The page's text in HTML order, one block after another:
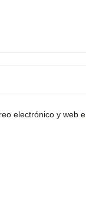
electrónico y web